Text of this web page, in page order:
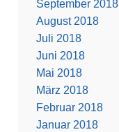
September 2018
August 2018
Juli 2018
Juni 2018
Mai 2018
März 2018
Februar 2018
Januar 2018